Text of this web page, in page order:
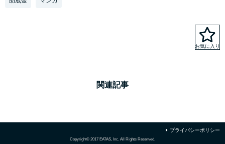
関連記事
プライバシーポリシー
Copyright© 2017 EATAS, Inc. All Rights Reserved.